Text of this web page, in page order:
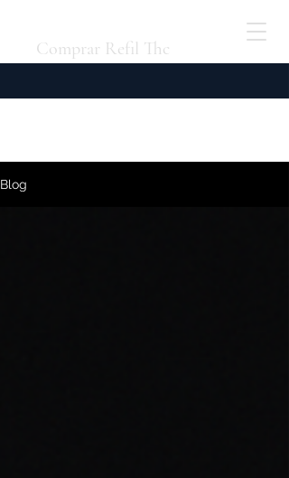
Comprar Refil Thc
Blog